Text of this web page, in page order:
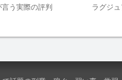
う実際の評判
ラグジ